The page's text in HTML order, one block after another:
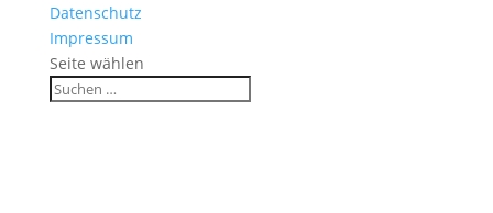
Datenschutz
Impressum
Seite wählen